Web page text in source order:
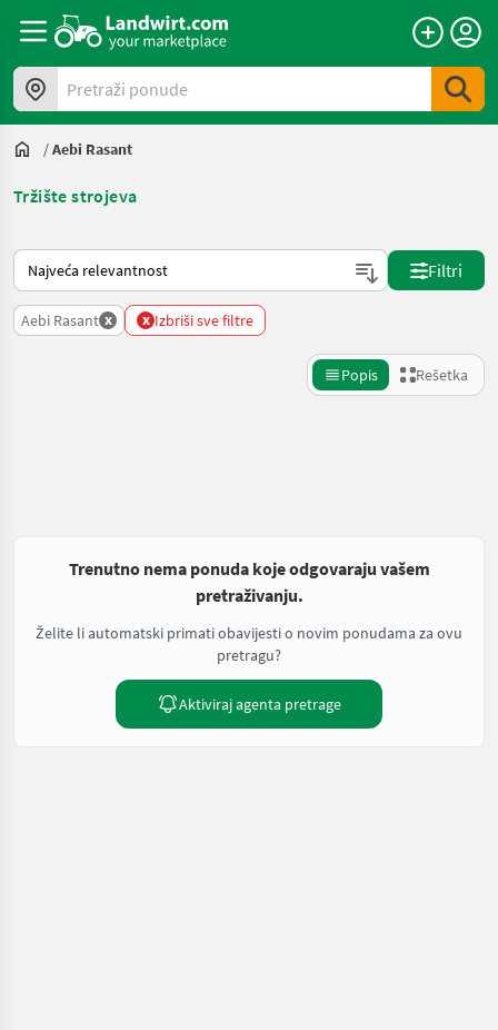
Pretraži ponude
/Aebi Rasant
Tržište strojeva
Tako se sortira na Landwirt.com
Filtri
Aebi Rasant x x Izbriši sve filtre
Popis Rešetka
Trenutno nema ponuda koje odgovaraju vašem
pretraživanju.
Želite li automatski primati obavijesti o novim ponudama za ovu
pretragu?
Aktiviraj agenta pretrage